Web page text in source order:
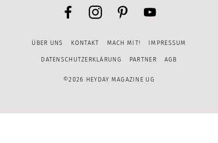
Channel
ÜBER UNS KONTAKT MACH MIT! IMPRESSUM
DATENSCHUTZERKLÄRUNG PARTNER AGB
©2026 HEYDAY MAGAZINE UG